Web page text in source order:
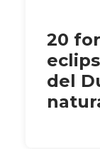
20
del